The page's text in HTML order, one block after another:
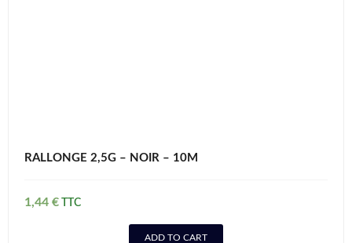
RALLONGE 2,5G – NOIR – 10M
1,44 €
ADD TO CART